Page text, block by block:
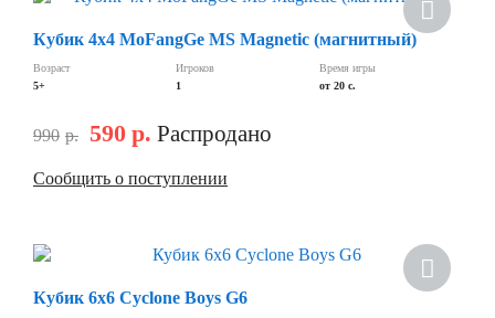
Новинка
Скидка
Кубик 4х4 MoFangGe MS Magnetic (магнитный)
Возраст
5+
Игроков
1
Время игры
от 20 с.
990 р. 590 р. Распродано
Сообщить о поступлении
Кубик 6х6 Cyclone Boys G6